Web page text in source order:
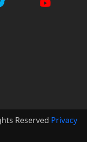
Reserved Privacy